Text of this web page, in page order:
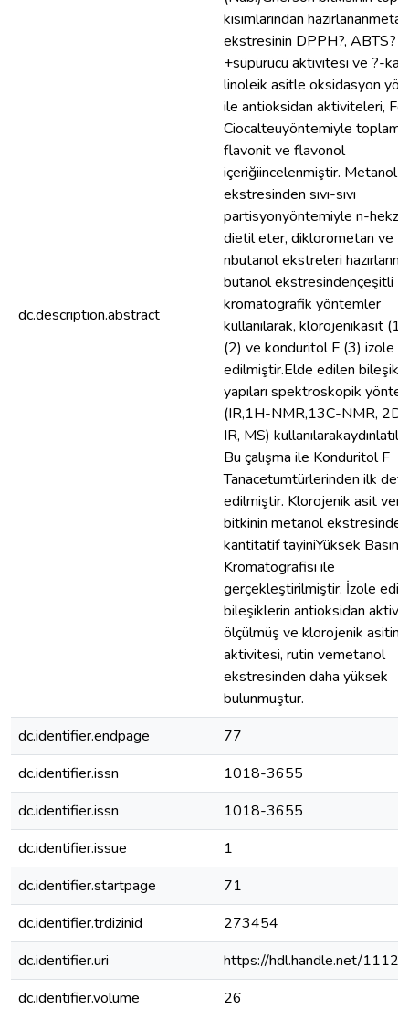
dc.description.abstract
kısımlarından
ekstresinin DPPH?, ABTS?
+süpürücü aktivitesi ve ?-
linoleik asitle oksidasyon
ile antioksidan aktiviteleri,
Ciocalteuyöntemiyle toplam
flavonit ve flavonol
içeriğiincelenmiştir. Metanol
ekstresinden sıvı-sıvı
partisyonyöntemiyle n-
dietil eter, diklorometan ve
nbutanol ekstreleri
butanol ekstresindençeşitli
kromatografik yöntemler
kullanılarak, klorojenikasit
(2) ve konduritol F (3) izole
edilmiştir.Elde edilen
yapıları spektroskopik
(IR,1H-NMR,13C-NMR,
IR, MS)
Bu çalışma ile Konduritol F
Tanacetumtürlerinden ilk
edilmiştir. Klorojenik asit
bitkinin metanol
kantitatif tayiniYüksek Basınçlı
Kromatografisi ile
gerçekleştirilmiştir. İzole
bileşiklerin antioksidan
ölçülmüş ve klorojenik asitin
aktivitesi, rutin vemetanol
ekstresinden daha yüksek
bulunmuştur.
dc.identifier.endpage
77
dc.identifier.issn
1018-3655
dc.identifier.issn
1018-3655
dc.identifier.issue
1
dc.identifier.startpage
71
dc.identifier.trdizinid
273454
dc.identifier.uri
https://hdl.handle.net/
dc.identifier.volume
26